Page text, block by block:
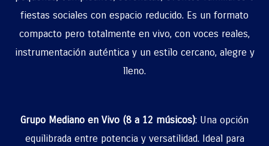
fiestas sociales con espacio reducido. Es un formato
compacto pero totalmente en vivo, con voces reales,
instrumentación auténtica y un estilo cercano, alegre y
lleno.
Grupo Mediano en Vivo (8 a 12 músicos): Una opción
equilibrada entre potencia y versatilidad. Ideal para